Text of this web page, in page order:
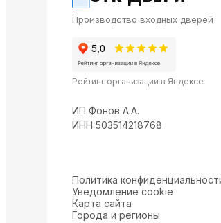
Производство входных дверей
Рейтинг организации в Яндексе
ИП Фонов А.А.
ИНН 503514218768
Политика
Уведомление cookie
Карта сайта
Города и регионы